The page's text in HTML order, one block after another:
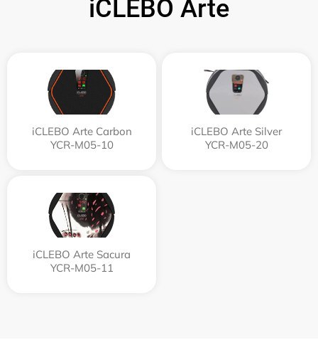
iCLEBO Arte
iCLEBO Arte Carbon
YCR-M05-10
iCLEBO Arte Silver
YCR-M05-20
iCLEBO Arte Sacura
YCR-M05-11